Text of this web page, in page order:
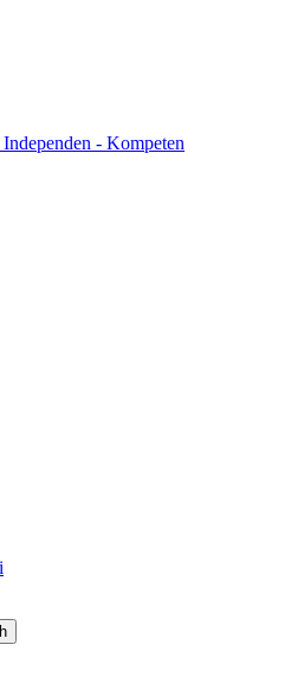
- Kompeten